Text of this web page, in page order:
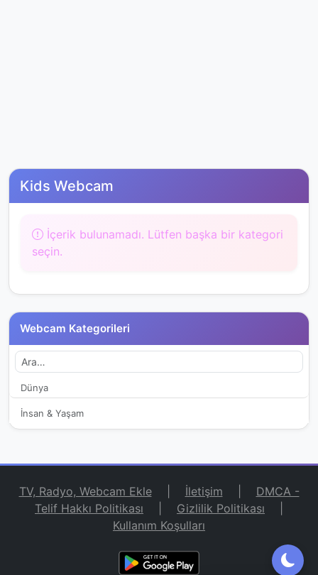
Kids Webcam
İçerik bulunamadı. Lütfen başka bir kategori
seçin.
Webcam Kategorileri
Dünya
İnsan & Yaşam
TV, Radyo, Webcam Ekle İletişim
DMCA -
Telif Hakkı Politikası
Gizlilik Politikası
Kullanım Koşulları